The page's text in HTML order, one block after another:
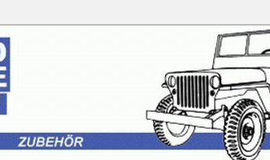
Trebbin
Trebbin